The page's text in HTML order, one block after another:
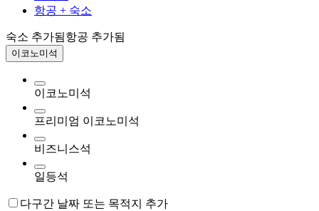
항공 + 숙소
숙소 추가됨항공 추가됨
이코노미석
이코노미석
프리미엄 이코노미석
비즈니스석
일등석
다구간 날짜 또는 목적지 추가